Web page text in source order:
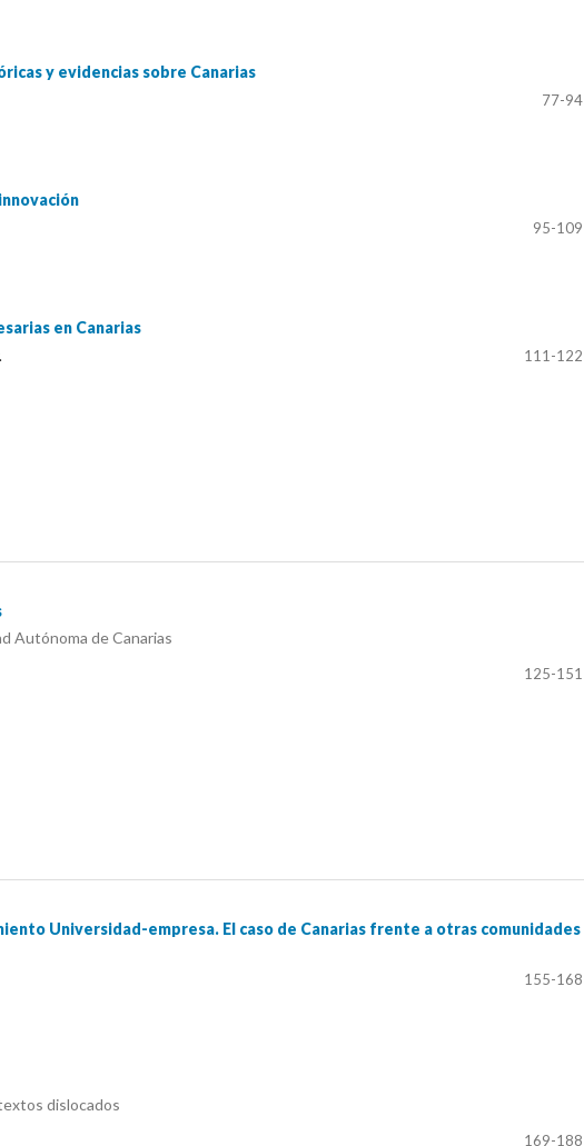
y evidencias sobre Canarias
77-94
95-109
en Canarias
111-122
Autónoma de Canarias
125-151
Universidad-empresa. El caso de Canarias frente a otras comunidades
155-168
dislocados
169-188